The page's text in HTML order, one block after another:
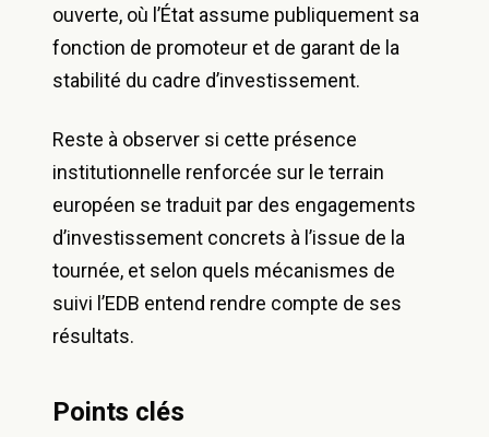
ouverte, où l’État assume publiquement sa
fonction de promoteur et de garant de la
stabilité du cadre d’investissement.
Reste à observer si cette présence
institutionnelle renforcée sur le terrain
européen se traduit par des engagements
d’investissement concrets à l’issue de la
tournée, et selon quels mécanismes de
suivi l’EDB entend rendre compte de ses
résultats.
Points clés